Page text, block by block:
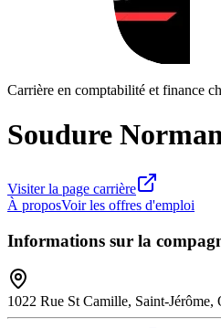
Carrière en comptabilité et finance
Soudure
Visiter la page carrière
À proposVoir les offres d'emploi
Informations sur la
1022 Rue St Camille, Saint-Jérôme,